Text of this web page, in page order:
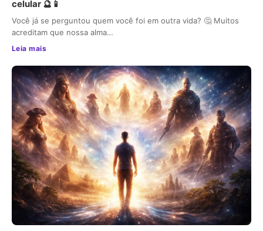
celular 🔮📱
Você já se perguntou quem você foi em outra vida? 🤔 Muitos
acreditam que nossa alma…
Leia mais